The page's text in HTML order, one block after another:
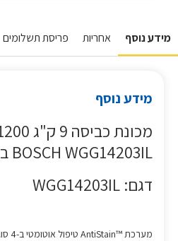
מידע נוסף אחריות פריסת תשלומים
מידע נוסף
BOSCH WGG14203IL בוש
דגם: WGG14203IL
מערכת ™AntiStain טיפול אוטומטי ב-4 סוגי כתמים קשים